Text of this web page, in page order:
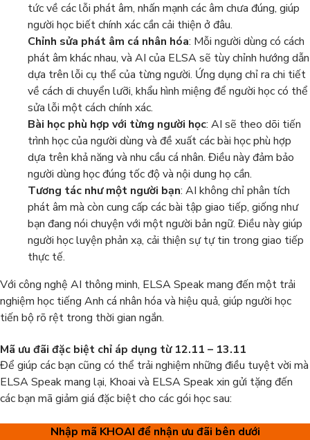
tức về các lỗi phát âm, nhấn mạnh các âm chưa đúng, giúp
người học biết chính xác cần cải thiện ở đâu.
Chỉnh sửa phát âm cá nhân hóa: Mỗi người dùng có cách
phát âm khác nhau, và AI của ELSA sẽ tùy chỉnh hướng dẫn
dựa trên lỗi cụ thể của từng người. Ứng dụng chỉ ra chi tiết
về cách di chuyển lưỡi, khẩu hình miệng để người học có thể
sửa lỗi một cách chính xác.
Bài học phù hợp với từng người học: AI sẽ theo dõi tiến
trình học của người dùng và đề xuất các bài học phù hợp
dựa trên khả năng và nhu cầu cá nhân. Điều này đảm bảo
người dùng học đúng tốc độ và nội dung họ cần.
Tương tác như một người bạn: AI không chỉ phân tích
phát âm mà còn cung cấp các bài tập giao tiếp, giống như
bạn đang nói chuyện với một người bản ngữ. Điều này giúp
người học luyện phản xạ, cải thiện sự tự tin trong giao tiếp
thực tế.
Với công nghệ AI thông minh, ELSA Speak mang đến một trải
nghiệm học tiếng Anh cá nhân hóa và hiệu quả, giúp người học
tiến bộ rõ rệt trong thời gian ngắn.
Mã ưu đãi đặc biệt chỉ áp dụng từ 12.11 – 13.11
Để giúp các bạn cũng có thể trải nghiệm những điều tuyệt vời mà
ELSA Speak mang lại, Khoai và ELSA Speak xin gửi tặng đến
các bạn mã giảm giá đặc biệt cho các gói học sau:
Nhập mã KHOAI để nhận ưu đãi bên dưới